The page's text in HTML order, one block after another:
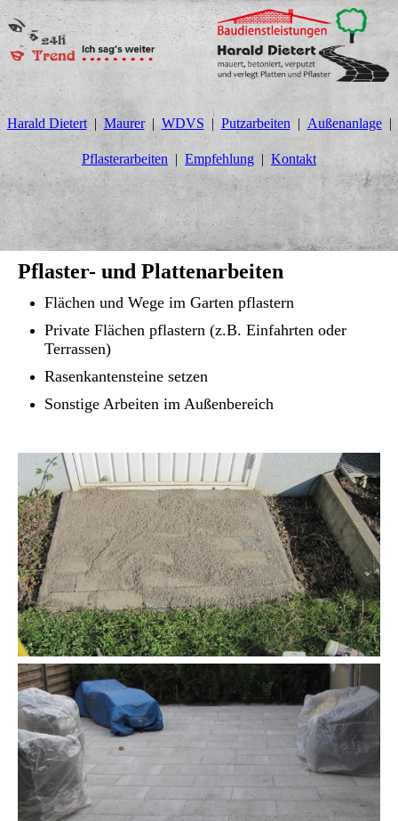
Harald Dietert Maurer WDVS Putzarbeiten Außenanlage
Pflasterarbeiten Empfehlung Kontakt
Pflaster- und Plattenarbeiten
Flächen und Wege im Garten pflastern
Private Flächen pflastern (z.B. Einfahrten oder
Terrassen)
Rasenkantensteine setzen
Sonstige Arbeiten im Außenbereich